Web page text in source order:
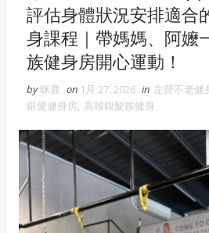
評估身體狀況安排適合
身課程｜帶媽媽、阿嬤
族健身房開心運動！
by咪鹿 on 1月 27, 2026 in 左營不老健
銀髮健身房, 高雄銀髮族健身
冷氣維修 維修冷氣 冷氣維修
維修冷氣
氣維修
眼鏡蛇粉
眼鏡
蛇粉推薦
蛇粉哪裡買
純蛇粉
工程 一家倫